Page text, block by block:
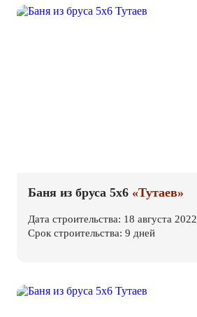
Баня из бруса 5х6 «Тутаев»
Дата строительства: 18 августа 2022
Срок строительства: 9 дней